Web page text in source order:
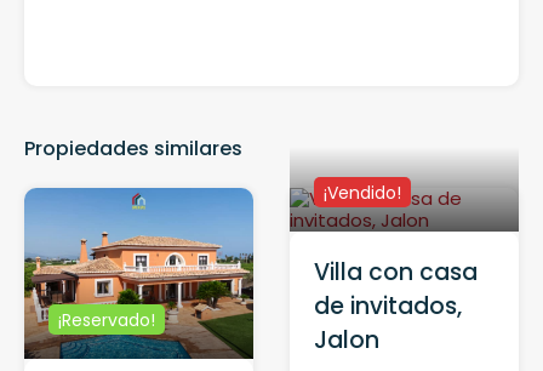
Propiedades similares
¡Reservado!
¡Vendido!
Villa con casa
de invitados,
Jalon